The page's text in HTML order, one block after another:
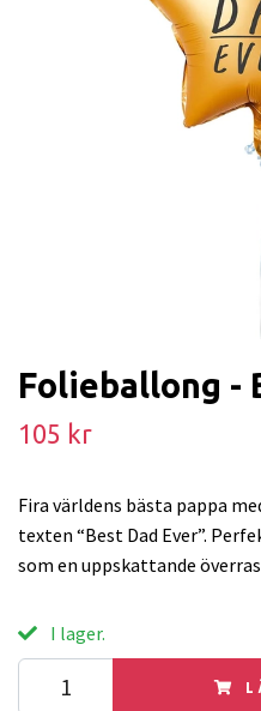
Folieballong -
105 kr
Fira världens bästa pappa
texten “Best Dad Ever”.
som en uppskattande
I lager.